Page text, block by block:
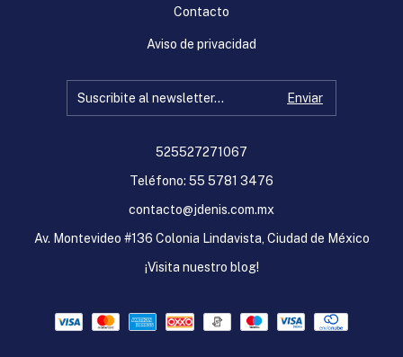
Contacto
Aviso de privacidad
525527271067
Teléfono: 55 5781 3476
contacto@jdenis.com.mx
Av. Montevideo #136 Colonia Lindavista, Ciudad de México
¡Visita nuestro blog!